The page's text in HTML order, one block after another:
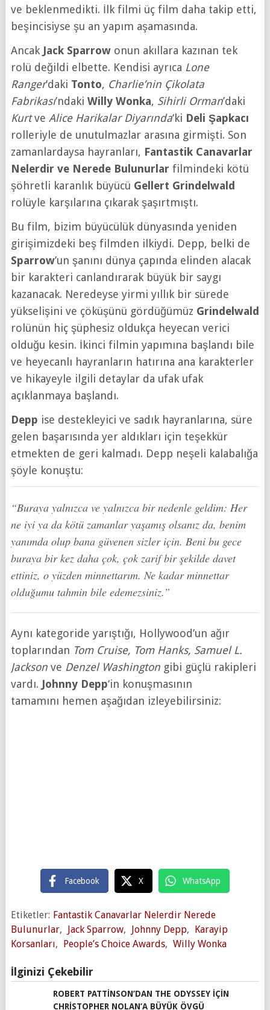
ve beklenmedikti. İlk filmi üç film daha takip etti,
beşincisiyse şu an yapım aşamasında.
AncakJack Sparrowonun akıllara kazınan tek
rolü değildi elbette. Kendisi ayrıca Lone
Ranger’daki Tonto, Charlie’nin Çikolata
Fabrikası’ndaki Willy Wonka, Sihirli Orman’daki
Kurtve Alice Harikalar Diyarında‘ki Deli Şapkacı
rolleriyle de unutulmazlar arasına girmişti. Son
zamanlardaysa hayranları, Fantastik Canavarlar
Nelerdir ve Nerede Bulunurlar filmindeki kötü
şöhretli karanlık büyücü Gellert Grindelwald
rolüyle karşılarına çıkarak şaşırtmıştı.
Bu film, bizim büyücülük dünyasında yeniden
girişimizdeki beş filmden ilkiydi. Depp, belki de
Sparrow’un şanını dünya çapında elinden alacak
bir karakteri canlandırarak büyük bir saygı
kazanacak. Neredeyse yirmi yıllık bir sürede
yükselişini ve çöküşünü gördüğümüz Grindelwald
rolünün hiç şüphesiz oldukça heyecan verici
olduğu kesin. İkinci filmin yapımına başlandı bile
ve heyecanlı hayranların hatırına ana karakterler
ve hikayeyle ilgili detaylar da ufak ufak
açıklanmaya başlandı.
Depp ise destekleyici ve sadık hayranlarına, süre
gelen başarısında yer aldıkları için teşekkür
etmekten de geri kalmadı. Depp neşeli kalabalığa
şöyle konuştu:
“Buraya yalnızca ve yalnızca bir nedenle geldim: Her
ne iyi ya da kötü zamanlar yaşamış olsanız da, benim
yanımda olup bana güvenen sizler için. Beni bu gece
buraya bir kez daha çok, çok zarif bir şekilde davet
ettiniz, o yüzden minnettarım. Ne kadar minnettar
olduğumu tahmin bile edemezsiniz.”
Aynı kategoride yarıştığı, Hollywood’un ağır
toplarından Tom Cruise, Tom Hanks, Samuel L.
Jacksonve Denzel Washingtongibi güçlü rakipleri
vardı. Johnny Depp‘in konuşmasının
tamamını hemen aşağıdan izleyebilirsiniz:
Facebook X WhatsApp
Etiketler: Fantastik Canavarlar Nelerdir Nerede
Bulunurlar, Jack Sparrow, Johnny Depp,
Karayip
Korsanları, People’s Choice Awards, Willy Wonka
İlginizi Çekebilir
ROBERT PATTINSON’DAN THE ODYSSEY IÇIN
CHRISTOPHER NOLAN’A BÜYÜK ÖVGÜ